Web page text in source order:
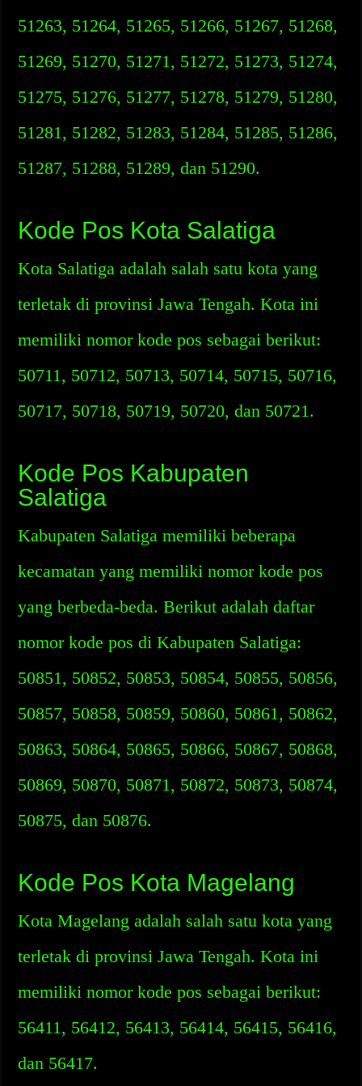
51263, 51264, 51265, 51266, 51267, 51268,
51269, 51270, 51271, 51272, 51273, 51274,
51275, 51276, 51277, 51278, 51279, 51280,
51281, 51282, 51283, 51284, 51285, 51286,
51287, 51288, 51289, dan 51290.
Kode Pos Kota Salatiga
Kota Salatiga adalah salah satu kota yang
terletak di provinsi Jawa Tengah. Kota ini
memiliki nomor kode pos sebagai berikut:
50711, 50712, 50713, 50714, 50715, 50716,
50717, 50718, 50719, 50720, dan 50721.
Kode Pos Kabupaten
Salatiga
Kabupaten Salatiga memiliki beberapa
kecamatan yang memiliki nomor kode pos
yang berbeda-beda. Berikut adalah daftar
nomor kode pos di Kabupaten Salatiga:
50851, 50852, 50853, 50854, 50855, 50856,
50857, 50858, 50859, 50860, 50861, 50862,
50863, 50864, 50865, 50866, 50867, 50868,
50869, 50870, 50871, 50872, 50873, 50874,
50875, dan 50876.
Kode Pos Kota Magelang
Kota Magelang adalah salah satu kota yang
terletak di provinsi Jawa Tengah. Kota ini
memiliki nomor kode pos sebagai berikut:
56411, 56412, 56413, 56414, 56415, 56416,
dan 56417.